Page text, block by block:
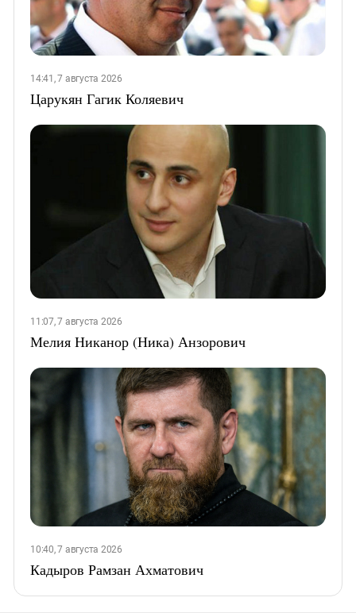
14:41, 7 августа 2026
Царукян Гагик Коляевич
11:07, 7 августа 2026
Мелия Никанор (Ника) Анзорович
10:40, 7 августа 2026
Кадыров Рамзан Ахматович